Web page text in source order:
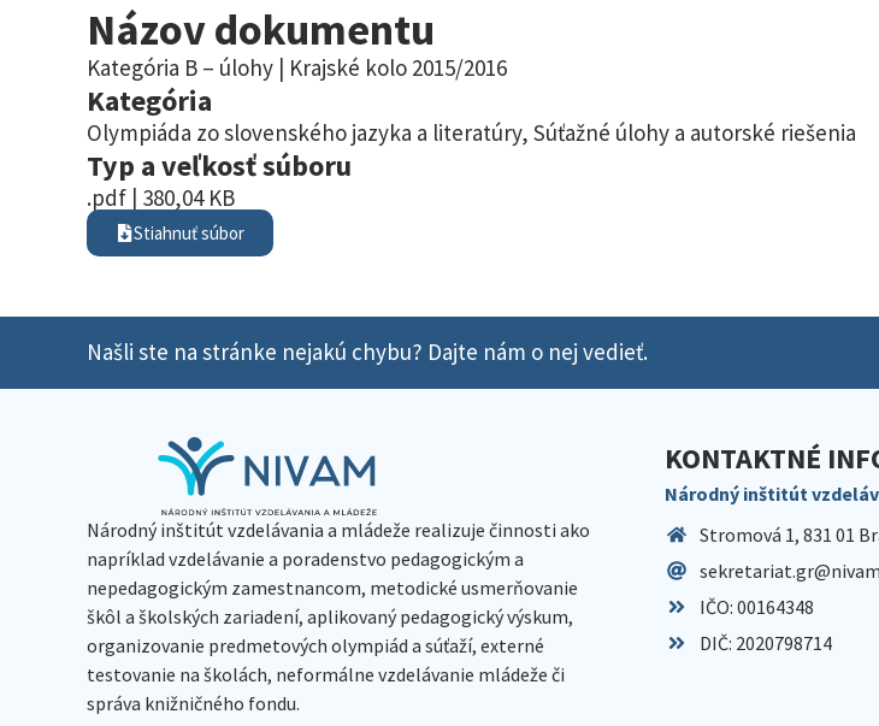
Názov dokumentu
Kategória B – úlohy | Krajské kolo 2015/2016
Kategória
Olympiáda zo slovenského jazyka a literatúry, Súťažné úlohy a autorské riešenia
Typ a veľkosť súboru
.pdf | 380,04 KB
Stiahnuť súbor
Našli ste na stránke nejakú chybu? Dajte nám o nej vedieť.
Národný inštitút vzdelávania a mládeže realizuje činnosti ako
napríklad vzdelávanie a poradenstvo pedagogickým a
nepedagogickým zamestnancom, metodické usmerňovanie
škôl a školských zariadení, aplikovaný pedagogický výskum,
organizovanie predmetových olympiád a súťaží, externé
testovanie na školách, neformálne vzdelávanie mládeže či
správa knižničného fondu.
KONTAKTNÉ
Národný inštitút
Stromová 1, 831 01
IČO: 00164348
DIČ: 2020798714